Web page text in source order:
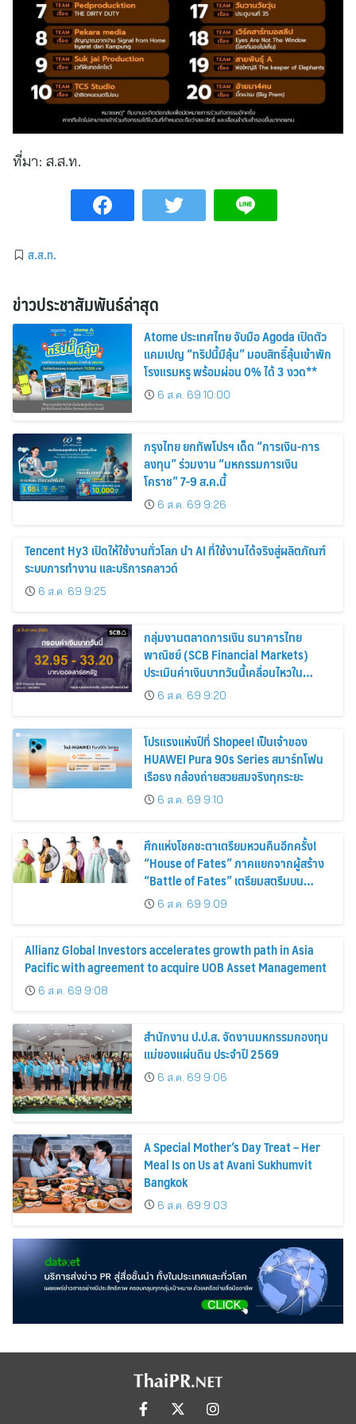
ที่มา: ส.ส.ท.
ส.ส.ท.
ข่าวประชาสัมพันธ์ล่าสุด
Atome ประเทศไทย จับมือ Agoda เปิดตัว
แคมเปญ “ทริปนี้มีลุ้น” มอบสิทธิ์ลุ้นเข้าพัก
โรงแรมหรู พร้อมผ่อน 0% ได้ 3 งวด**
6 ส.ค. 69 10:00
กรุงไทย ยกทัพโปรฯ เด็ด “การเงิน-การ
ลงทุน” ร่วมงาน “มหกรรมการเงิน
โคราช” 7-9 ส.ค.นี้
6 ส.ค. 69 9:26
Tencent Hy3 เปิดให้ใช้งานทั่วโลก นำ AI ที่ใช้งานได้จริงสู่ผลิตภัณฑ์
ระบบการทำงาน และบริการคลาวด์
6 ส.ค. 69 9:25
กลุ่มงานตลาดการเงิน ธนาคารไทย
พาณิชย์ (SCB Financial Markets)
ประเมินค่าเงินบาทวันนี้เคลื่อนไหวใน
กรอบ 32.95-33.20 บาท/ดอลลาร์
6 ส.ค. 69 9:20
โปรแรงแห่งปีที่ Shopee! เป็นเจ้าของ
HUAWEI Pura 90s Series สมาร์ทโฟน
เรือธง กล้องถ่ายสวยสมจริงทุกระยะ
6 ส.ค. 69 9:10
ศึกแห่งโชคชะตาเตรียมหวนคืนอีกครั้ง!
“House of Fates” ภาคแยกจากผู้สร้าง
“Battle of Fates” เตรียมสตรีมบน
Disney+ ที่นี่ที่เดียว
6 ส.ค. 69 9:09
Allianz Global Investors accelerates growth path in Asia
Pacific with agreement to acquire UOB Asset Management
6 ส.ค. 69 9:08
สำนักงาน ป.ป.ส. จัดงานมหกรรมกองทุน
แม่ของแผ่นดิน ประจำปี 2569
6 ส.ค. 69 9:06
A Special Mother’s Day Treat – Her
Meal Is on Us at Avani Sukhumvit
Bangkok
6 ส.ค. 69 9:03